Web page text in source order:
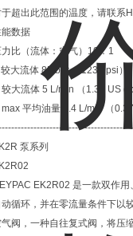
超出此范围的温度，请联系
数据
力比（流体：空气）10：1
较大流体 85 bar （1230 psi）
较大流体 5 L/min （1.32 US
max 平均油量 1.4 L/min （
泵系列
EK2R02 是一款双作
动循环，并在零流量条件下以
气阀，一种自往复式阀，将压